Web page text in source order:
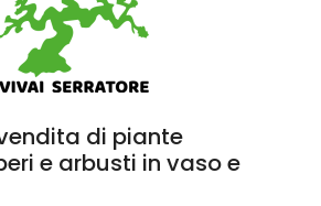
di piante
e arbusti in vaso e